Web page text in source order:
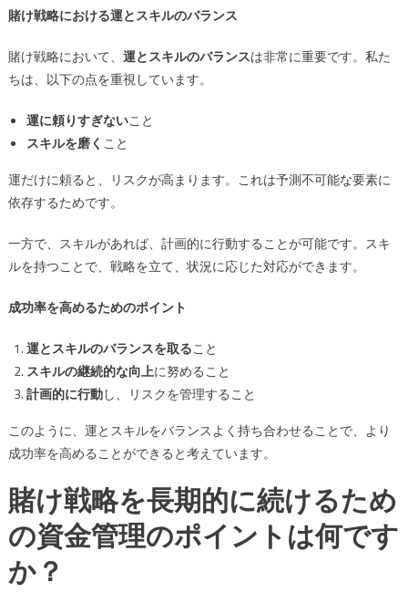
賭け戦略における運とスキルのバランス
賭け戦略において、 運とスキルのバランスは非常に重要です。私た
ちは、以下の点を重視しています。
運に頼りすぎないこと
スキルを磨く こと
運だけに頼ると、リスクが高まります。これは予測不可能な要素に
依存するためです。
一方で、スキルがあれば、計画的に行動することが可能です。スキ
ルを持つことで、戦略を立て、状況に応じた対応ができます。
成功率を高めるためのポイント
運とスキルのバランスを取ること
スキルの継続的な向上に努めること
計画的に行動し、リスクを管理すること
このように、運とスキルをバランスよく持ち合わせることで、より
成功率を高めることができると考えています。
賭け戦略を長期的に続けるため
の資金管理のポイントは何です
か？